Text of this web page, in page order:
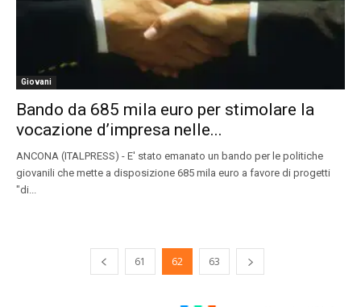
Giovani
Bando da 685 mila euro per stimolare la
vocazione d’impresa nelle...
ANCONA (ITALPRESS) - E' stato emanato un bando per le politiche
giovanili che mette a disposizione 685 mila euro a favore di progetti
"di...
61 62 63